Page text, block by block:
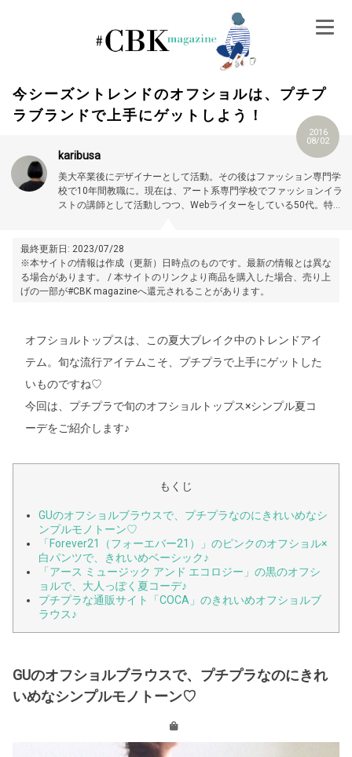
今シーズントレンドのオフショルは、プチプ
ラブランドで上手にゲットしよう！
2016
08/02
karibusa
美大卒業後にデザイナーとして活動。その後はファッション専門学
校で10年間教職に。現在は、アート系専門学校でファッションイラ
ストの講師として活動しつつ、Webライターをしている50代。特に
最終更新日: 2023/07/28
※本サイトの情報は作成（更新）日時点のものです。最新の情報とは異な
る場合があります。 / 本サイトのリンクより商品を購入した場合、売り上
げの一部が#CBK magazineへ還元されることがあります。
オフショルトップスは、この夏大ブレイク中のトレンドアイ
テム。旬な流行アイテムこそ、プチプラで上手にゲットした
いものですね♡
今回は、プチプラで旬のオフショルトップス×シンプル夏コ
ーデをご紹介します♪
もくじ
GUのオフショルブラウスで、プチプラなのにきれいめなシ
ンプルモノトーン♡
「Forever21（フォーエバー21）」のピンクのオフショル×
白パンツで、きれいめベーシック♪
「アース ミュージック アンド エコロジー」の黒のオフシ
ョルで、大人っぽく夏コーデ♪
プチプラな通販サイト「COCA」のきれいめオフショルブ
ラウス♪
GUのオフショルブラウスで、プチプラなのにきれ
いめなシンプルモノトーン♡